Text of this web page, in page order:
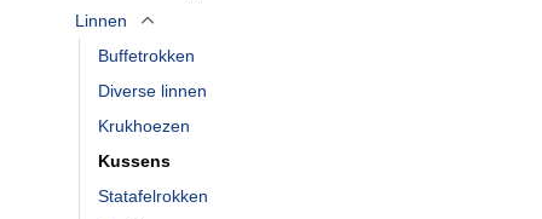
Linnen
Buffetrokken
Diverse linnen
Krukhoezen
Kussens
Statafelrokken